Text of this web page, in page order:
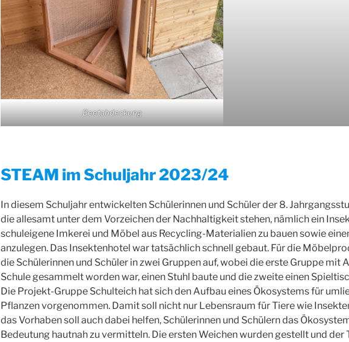
Beetabdeckung
STEAM im Schuljahr 2023/24
In diesem Schuljahr entwickelten Schülerinnen und Schüler der 8.
die allesamt unter dem Vorzeichen der Nachhaltigkeit stehen, nämlich ein
schuleigene Imkerei und Möbel aus Recycling-Materialien zu bauen sowie
anzulegen. Das Insektenhotel war tatsächlich schnell gebaut. Für die
die Schülerinnen und Schüler in zwei Gruppen auf, wobei die erste Gruppe mit
Schule gesammelt worden war, einen Stuhl baute und die zweite einen
Die Projekt-Gruppe Schulteich hat sich den Aufbau eines Ökosystems für
Pflanzen vorgenommen. Damit soll nicht nur Lebensraum für Tiere wie
das Vorhaben soll auch dabei helfen, Schülerinnen und Schülern das
Bedeutung hautnah zu vermitteln. Die ersten Weichen wurden gestellt und der